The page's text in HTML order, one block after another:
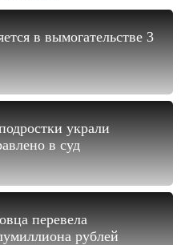
в вымогательстве 3
украли
в суд
перевела
рублей